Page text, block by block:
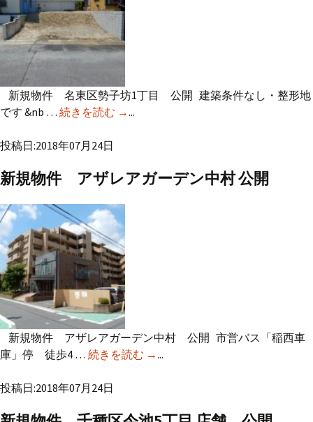
新規物件 名東区勢子坊1丁目 公開 建築条件なし・整形地
です &nb … 続きを読む 新規物件 名東区勢子坊1丁目 公開
→...
投稿日:2018年07月24日
新規物件 アザレアガーデン中村 公開
新規物件 アザレアガーデン中村 公開 市営バス「稲西車
庫」停 徒歩4 … 続きを読む 新規物件 アザレアガーデン中
→...
投稿日:2018年07月24日